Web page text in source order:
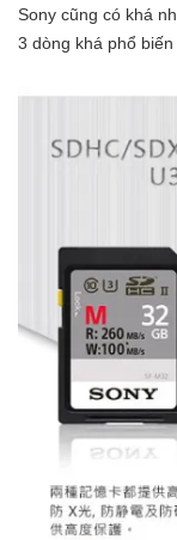
Sony cũng có khá
3 dòng khá phổ biến